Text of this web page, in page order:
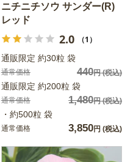
ニチニチソウ サンダー(R)
レッド
2.0 （1）
通販限定 約30粒 袋
通常価格 440円(税込)
通販限定 約200粒 袋
通常価格 1,480円(税込)
・約500粒 袋
通常価格 3,850円 (税込)